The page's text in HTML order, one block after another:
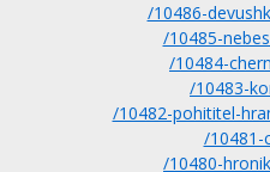
/10486-
/10485-
/10484-
/10483-
/10482-pohititel-
/10481-
/10480-